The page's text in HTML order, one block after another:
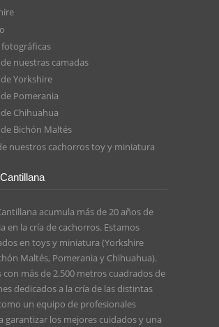
fotográficas
nuestras camadas
Yorkshire
Pomerania
Chihuahua
Bichón Maltés
nuestros cachorros toy y miniatura
acumula más de 20 años de
en la cría de cachorros. Estamos
en toys y miniatura (Yorkshire
Maltés, Pomerania y Chihuahua).
con más de 2.500 metros cuadrados de
dedicados a la cría de las distintas
un equipo de profesionales
garantizar los mejores cuidados y una